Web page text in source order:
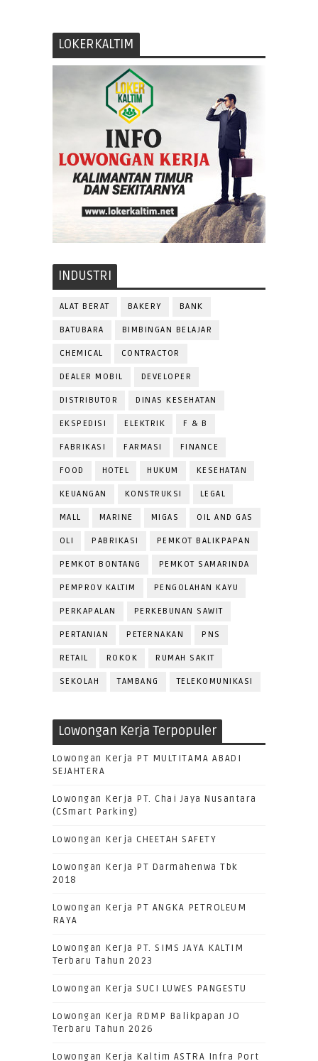
LOKERKALTIM
INDUSTRI
ALAT BERAT BAKERY BANK
BATUBARA BIMBINGAN BELAJAR
CHEMICAL CONTRACTOR
DEALER MOBIL DEVELOPER
DISTRIBUTOR DINAS KESEHATAN
EKSPEDISI ELEKTRIK F & B
FABRIKASI FARMASI FINANCE
FOOD HOTEL HUKUM KESEHATAN
KEUANGAN KONSTRUKSI LEGAL
MALL MARINE MIGAS OIL AND GAS
OLI PABRIKASI PEMKOT BALIKPAPAN
PEMKOT BONTANG PEMKOT SAMARINDA
PEMPROV KALTIM PENGOLAHAN KAYU
PERKAPALAN PERKEBUNAN SAWIT
PERTANIAN PETERNAKAN PNS
RETAIL ROKOK RUMAH SAKIT
SEKOLAH TAMBANG TELEKOMUNIKASI
Lowongan Kerja Terpopuler
Lowongan Kerja PT MULTITAMA ABADI
SEJAHTERA
Lowongan Kerja PT. Chai Jaya Nusantara
(CSmart Parking)
Lowongan Kerja CHEETAH SAFETY
Lowongan Kerja PT Darmahenwa Tbk
2018
Lowongan Kerja PT ANGKA PETROLEUM
RAYA
Lowongan Kerja PT. SIMS JAYA KALTIM
Terbaru Tahun 2023
Lowongan Kerja SUCI LUWES PANGESTU
Lowongan Kerja RDMP Balikpapan JO
Terbaru Tahun 2026
Lowongan Kerja Kaltim ASTRA Infra Port